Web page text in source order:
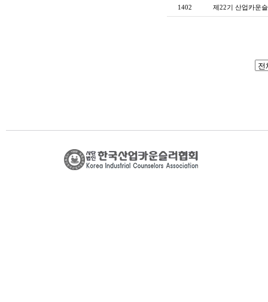
1402 제22기 산업카운